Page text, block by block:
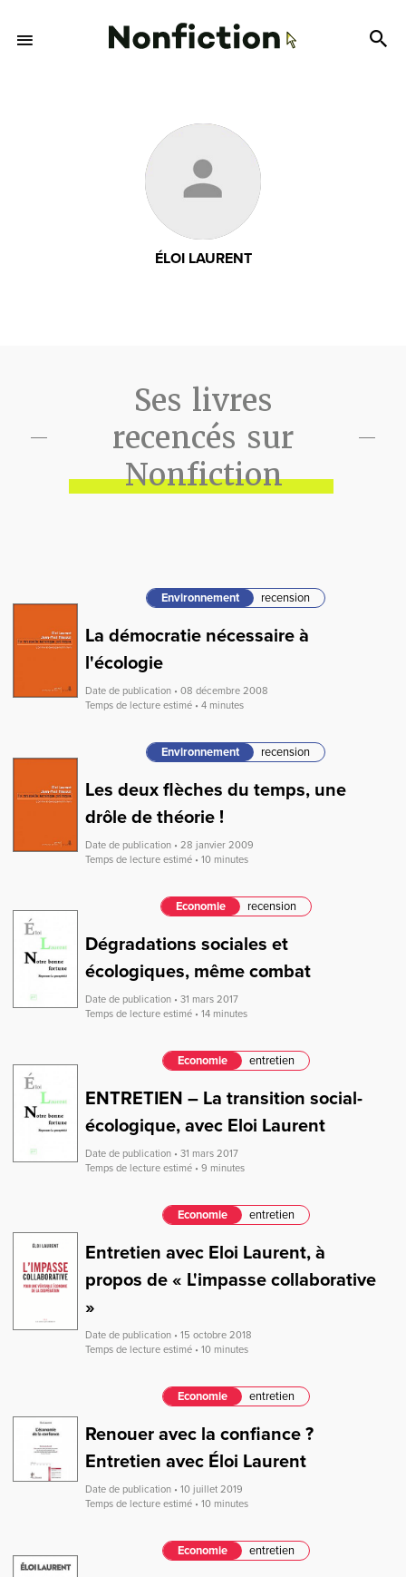
ÉLOI LAURENT
Ses livres
recencés sur
Nonfiction
Environnement recension
La démocratie nécessaire à
l'écologie
Date de publication • 08 décembre 2008
Temps de lecture estimé • 4 minutes
Environnement recension
Les deux flèches du temps, une
drôle de théorie !
Date de publication • 28 janvier 2009
Temps de lecture estimé • 10 minutes
Economie recension
Dégradations sociales et
écologiques, même combat
Date de publication • 31 mars 2017
Temps de lecture estimé • 14 minutes
Economie entretien
ENTRETIEN – La transition social-
écologique, avec Eloi Laurent
Date de publication • 31 mars 2017
Temps de lecture estimé • 9 minutes
Economie entretien
Entretien avec Eloi Laurent, à
propos de « L'impasse collaborative
»
Date de publication • 15 octobre 2018
Temps de lecture estimé • 10 minutes
Economie entretien
Renouer avec la confiance ?
Entretien avec Éloi Laurent
Date de publication • 10 juillet 2019
Temps de lecture estimé • 10 minutes
Economie entretien